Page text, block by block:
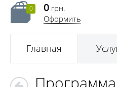
0 0 грн.
Оформить
Главная